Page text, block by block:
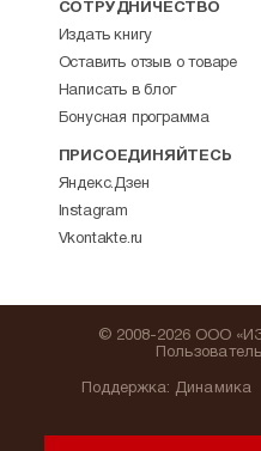
СОТРУДНИЧЕСТВО
Издать книгу
Оставить отзыв о товаре
Написать в блог
Бонусная программа
ПРИСОЕДИНЯЙТЕСЬ
Яндекс.Дзен
Instagram
Vkontakte.ru
Поддержка: Динамика
© 2008-2026 ООО